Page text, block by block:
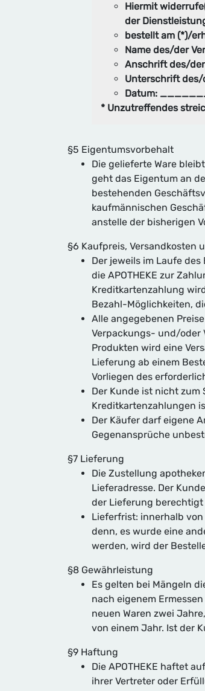
Hiermit
der
bestellt am (*)/
Name des/der
Anschrift des/
Unterschrift
Datum:
* Unzutreffendes
§5 Eigentumsvorbehalt
Die gelieferte Ware
geht das Eigentum an
bestehenden
kaufmännischen
anstelle der bisherigen
§6 Kaufpreis, Versandkosten
Der jeweils im Laufe
die APOTHEKE zur
Kreditkartenzahlung
Bezahl-Möglichkeiten,
Alle angegebenen
Verpackungs- und/oder
Produkten wird eine
Lieferung ab einem
Vorliegen des
Der Kunde ist nicht
Kreditkartenzahlungen
Der Käufer darf eigene
Gegenansprüche
§7 Lieferung
Die Zustellung
Lieferadresse. Der
der Lieferung berechtigt
Lieferfrist: innerhalb
denn, es wurde eine
werden, wird der
§8 Gewährleistung
Es gelten bei Mängeln
nach eigenem
neuen Waren zwei
von einem Jahr. Ist der
§9 Haftung
Die APOTHEKE haftet
ihrer Vertreter oder